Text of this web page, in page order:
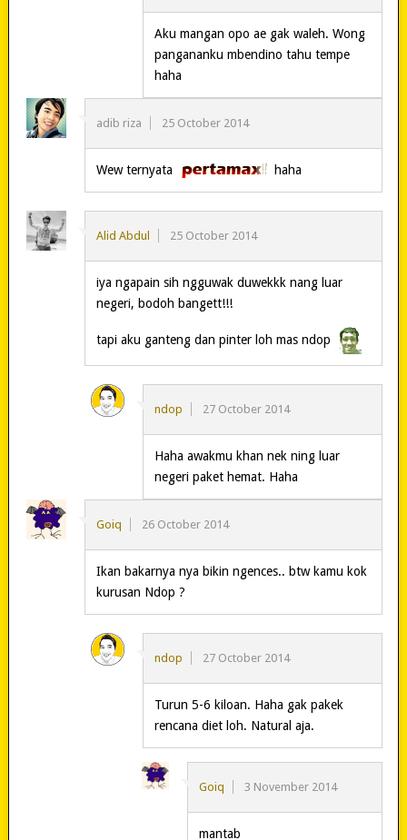
Aku mangan opo ae gak waleh. Wong
pangananku mbendino tahu tempe
haha
adib riza 25 October 2014
Wew ternyata haha
Alid Abdul 25 October 2014
iya ngapain sih ngguwak duwekkk nang luar
negeri, bodoh bangett!!!
tapi aku ganteng dan pinter loh mas ndop
ndop 27 October 2014
Haha awakmu khan nek ning luar
negeri paket hemat. Haha
Goiq 26 October 2014
Ikan bakarnya nya bikin ngences.. btw kamu kok
kurusan Ndop ?
ndop 27 October 2014
Turun 5-6 kiloan. Haha gak pakek
rencana diet loh. Natural aja.
Goiq 3 November 2014
mantab